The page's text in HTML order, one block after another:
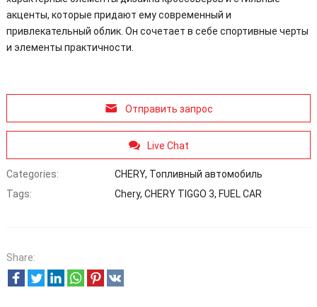
акценты, которые придают ему современный и
привлекательный облик. Он сочетает в себе спортивные черты
и элементы практичности.
Отправить запрос
Live Chat
Categories: CHERY, Топливный автомобиль
Tags:
Chery, CHERY TIGGO 3, FUEL CAR
Share: